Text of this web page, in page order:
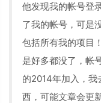
他发现我的帐号登
了我的帐号，可是
包括所有我的项目
是好多都没了，帐
的2014年加入，
西，可能文章会更